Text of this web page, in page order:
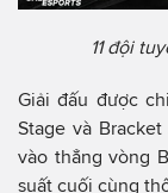
11 đội
Giải đấu được
Stage và
vào thẳng vòng
suất cuối cùng